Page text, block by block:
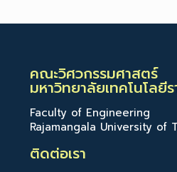
คณะวิศวกรรมศาสตร์
มหาวิทยาลัยเทคโนโล
Faculty of Engineering
Rajamangala University of
ติดต่อเรา